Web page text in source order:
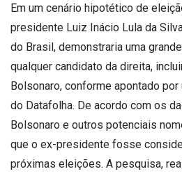
Em um cenário hipotético de
presidente Luiz Inácio Lula da
do Brasil, demonstraria uma
qualquer candidato da direita,
Bolsonaro, conforme apontado
do Datafolha. De acordo com os
Bolsonaro e outros potenciais
que o ex-presidente fosse
próximas eleições. A pesquisa,